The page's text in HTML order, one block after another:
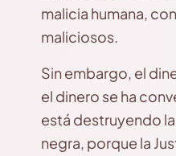
malicia humana,
maliciosos.
Sin embargo, el
el dinero se ha
está destruyendo
negra, porque la